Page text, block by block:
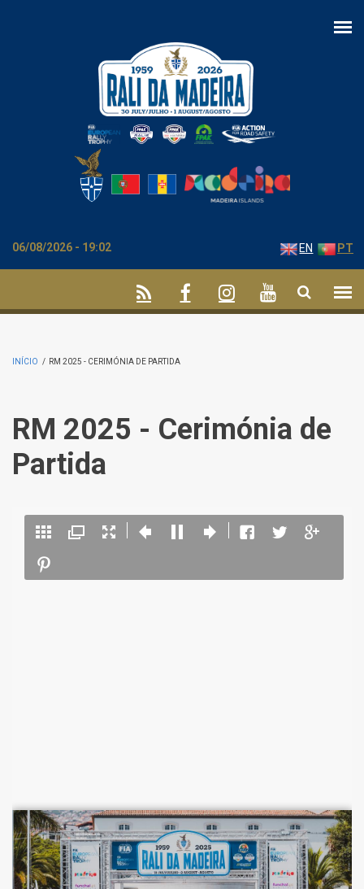
06/08/2026 - 19:02 EN PT
INÍCIO / RM 2025 - CERIMÓNIA DE PARTIDA
RM 2025 - Cerimónia de
Partida